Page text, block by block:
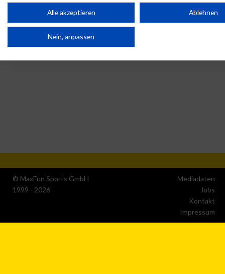
© MaxFun Sports GmbH
1999 - 2026
Mediadaten
Jobs
Kontakt
Impressum
Partnerliste anzeigen (1 IAB-Anbieter)
Wir nutzen Ihre Daten für folgende Zwecke:
Erstellung von Profilen zur Personalisierung von Inhalten
Alle akzeptieren Ablehnen
Nein, anpassen